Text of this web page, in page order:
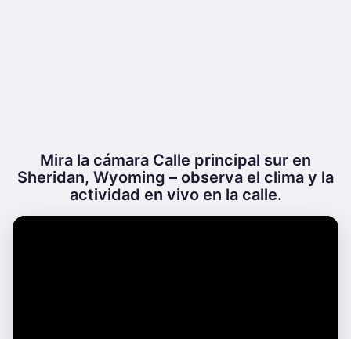
Mira la cámara Calle principal sur en
Sheridan, Wyoming – observa el clima y la
actividad en vivo en la calle.